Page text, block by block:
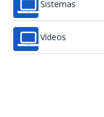
Sistemas
Vídeos